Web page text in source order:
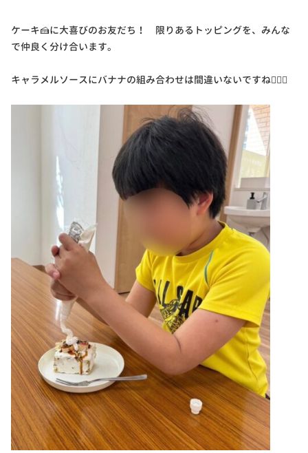
ケーキ🍰に大喜びのお友だち！ 限りあるトッピングを、みんな
で仲良く分け合います。
キャラメルソースにバナナの組み合わせは間違いないですね👌🏻💘